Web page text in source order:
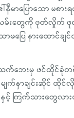
မာပြောသော မစားရ
လမ်းတွေကို ဖုတ်လှိုက်
မပြေ နားထောင်ခ
သက်ဘေးမှ ဖင်ထိုင်ခုံ
ျက်နှာချင်းဆိုင် ထိုင်
ကြက်သားတွေလာ